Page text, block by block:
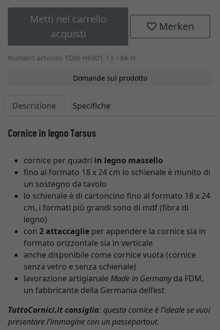
Metti nel carrello
acquisti
Merken
Numero articolo: FDM-H6901-13-18A-H
Domande sul prodotto
Descrizione Specifiche
Cornice in legno Tarsus
cornice per quadri in legno massello
fino al formato 18 x 24 cm lo schienale è munito di
un sostegno da tavolo
lo schienale è di cartoncino fino al formato 18 x 24
cm, i formati più grandi sono di mdf (fibra di
legno)
con 2 attaccaglie per appendere la cornice sia in
formato orizzontale sia in verticale
anche disponibile come cornice vuota (cornice
senza vetro e senza schienale)
lavorazione artigianale Made in Germanyda FDM,
un fabbricante della Germania dell’est
TuttoCornici.it consiglia: questa cornice è l’ideale se vuoi
presentare l’immagine con un passepartout.